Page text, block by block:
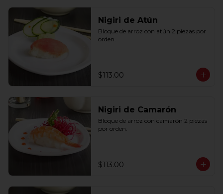
Nigiri de Atún
Bloque de arroz con atún 2 piezas por
orden.
$113.00
Nigiri de Camarón
Bloque de arroz con camarón 2 piezas
por orden.
$113.00